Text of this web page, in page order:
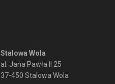
Stalowa Wola
al. Jana Pawła II 25
37-450 Stalowa Wola